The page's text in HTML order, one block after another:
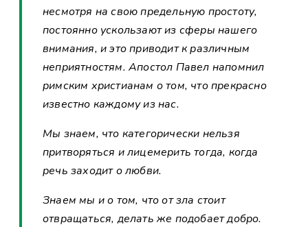
несмотря на свою предельную простоту,
постоянно ускользают из сферы нашего
внимания, и это приводит к различным
неприятностям. Апостол Павел напомнил
римским христианам о том, что прекрасно
известно каждому из нас.
Мы знаем, что категорически нельзя
притворяться и лицемерить тогда, когда
речь заходит о любви.
Знаем мы и о том, что от зла стоит
отвращаться, делать же подобает добро.